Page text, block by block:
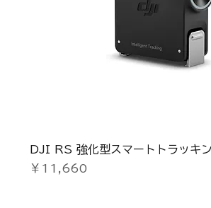
DJI RS 強化型スマートトラッキ
価格
￥11,660